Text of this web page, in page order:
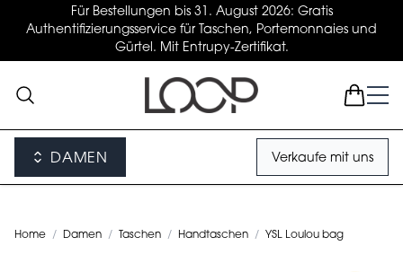
Für Bestellungen bis 31. August 2026: Gratis
Authentifizierungsservice für Taschen, Portemonnaies und
Gürtel. Mit Entrupy-Zertifikat.
DAMEN Verkaufe mit uns
Home / Damen / Taschen / Handtaschen / YSL Loulou bag